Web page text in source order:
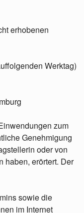
erhobenen
Werktag)
zum
Genehmigung
oder von
haben, erörtert. Der
sowie die
im Internet